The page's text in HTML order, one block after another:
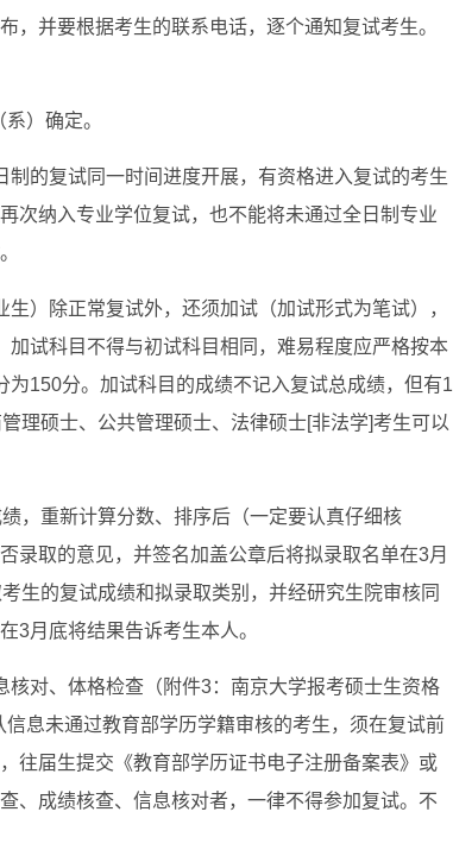
，并要根据考生的联系电话，逐个通知复试考生。
）确定。
的复试同一时间进度开展，有资格进入复试的考生
次纳入专业学位复试，也不能将未通过全日制专业
）除正常复试外，还须加试（加试形式为笔试），
试科目不得与初试科目相同，难易程度应严格按本
150分。加试科目的成绩不记入复试总成绩，但有1
理硕士、公共管理硕士、法律硕士[非法学]考生可以
，重新计算分数、排序后（一定要认真仔细核
录取的意见，并签名加盖公章后将拟录取名单在3月
生的复试成绩和拟录取类别，并经研究生院审核同
3月底将结果告诉考生本人。
对、体格检查（附件3：南京大学报考硕士生资格
息未通过教育部学历学籍审核的考生，须在复试前
往届生提交《教育部学历证书电子注册备案表》或
、成绩核查、信息核对者，一律不得参加复试。不